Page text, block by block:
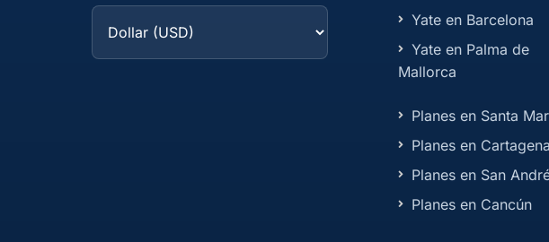
Yate en Barcelona
Yate en Palma de
Mallorca
Planes en Santa
Planes en Cartagena
Planes en San
Planes en Cancún